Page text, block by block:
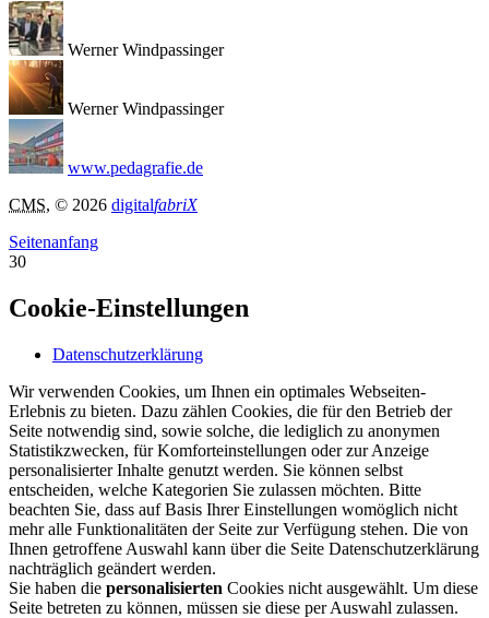
Werner Windpassinger
Werner Windpassinger
www.pedagrafie.de
CMS, © 2026 digitalfabriX
Seitenanfang
30
Cookie-Einstellungen
Datenschutzerklärung
Wir verwenden Cookies, um Ihnen ein optimales Webseiten-
Erlebnis zu bieten. Dazu zählen Cookies, die für den Betrieb der
Seite notwendig sind, sowie solche, die lediglich zu anonymen
Statistikzwecken, für Komforteinstellungen oder zur Anzeige
personalisierter Inhalte genutzt werden. Sie können selbst
entscheiden, welche Kategorien Sie zulassen möchten. Bitte
beachten Sie, dass auf Basis Ihrer Einstellungen womöglich nicht
mehr alle Funktionalitäten der Seite zur Verfügung stehen. Die von
Ihnen getroffene Auswahl kann über die Seite Datenschutzerklärung
nachträglich geändert werden.
Sie haben die personalisierten Cookies nicht ausgewählt. Um diese
Seite betreten zu können, müssen sie diese per Auswahl zulassen.